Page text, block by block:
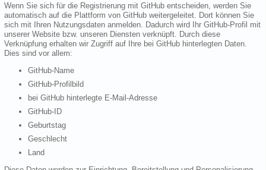
Wenn Sie sich für die Registrierung mit GitHub entscheiden, werden Sie
automatisch auf die Plattform von GitHub weitergeleitet. Dort können Sie
sich mit Ihren Nutzungsdaten anmelden. Dadurch wird Ihr GitHub-Profil mit
unserer Website bzw. unseren Diensten verknüpft. Durch diese
Verknüpfung erhalten wir Zugriff auf Ihre bei GitHub hinterlegten Daten.
Dies sind vor allem:
GitHub-Name
GitHub-Profilbild
bei GitHub hinterlegte E-Mail-Adresse
GitHub-ID
Geburtstag
Geschlecht
Land